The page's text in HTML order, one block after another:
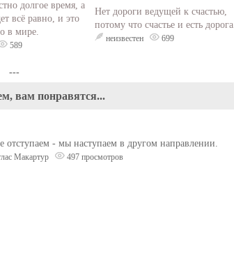
долгое время, а
всё равно, и это
в мире.
589
Нет дороги ведущей к счастью,
потому что счастье и есть дорога.
неизвестен 699
---
вам понравятся...
отступаем - мы наступаем в другом направлении.
Макартур 497 просмотров